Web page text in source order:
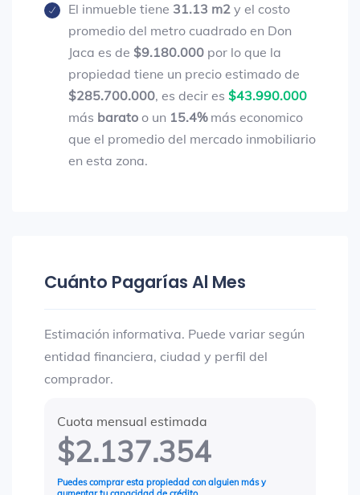
El inmueble tiene 31.13 m2 y el costo
promedio del metro cuadrado en Don
Jaca es de $9.180.000 por lo que la
propiedad tiene un precio estimado de
$285.700.000, es decir es $43.990.000
más barato o un 15.4%más economico
que el promedio del mercado inmobiliario
en esta zona.
Cuánto Pagarías Al Mes
Estimación informativa. Puede variar según
entidad financiera, ciudad y perfil del
comprador.
Cuota mensual estimada
$2.137.354
Puedes comprar esta propiedad con alguien más y